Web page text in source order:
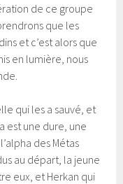
de ce groupe
que les
et c’est alors que
en lumière, nous
qui les a sauvé, et
est une dure, une
des Métas
au départ, la jeune
eux, et Herkan qui